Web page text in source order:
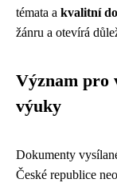
témata a kvalitní
žánru a otevírá
Význam pro
výuky
Dokumenty
České republice